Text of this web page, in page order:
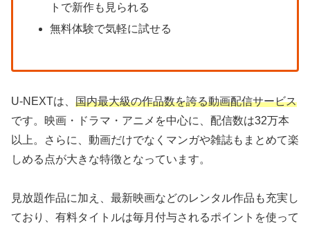
トで新作も見られる
無料体験で気軽に試せる
U-NEXTは、 国内最大級の作品数を誇る動画配信サービス
です。映画・ドラマ・アニメを中心に、配信数は32万本
以上。さらに、動画だけでなくマンガや雑誌もまとめて楽
しめる点が大きな特徴となっています。
見放題作品に加え、最新映画などのレンタル作品も充実し
ており、有料タイトルは毎月付与されるポイントを使って